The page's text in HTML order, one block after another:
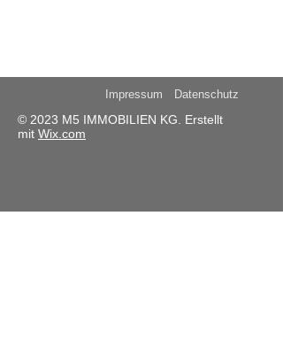
Impressum Datenschutz
© 2023 M5 IMMOBILIEN KG. Erstellt
mit Wix.com